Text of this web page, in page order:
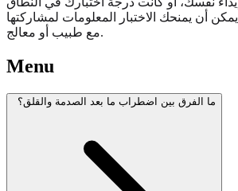
أن يمنحك الاختبار المعلومات لمشاركتها
مع طبيب أو معالج.
Menu
ما الفرق بين اضطراب ما بعد الصدمة والقلق؟